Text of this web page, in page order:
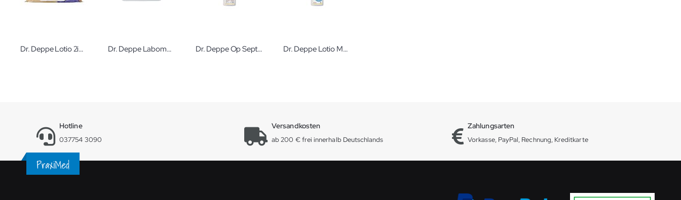
Dr. Deppe Lotio 2in1 Flowpack 18x20cm Dr. Deppe Labomat E 5 l Maschinelle Desinfektionsreinigung Dr. Deppe Op Sept Virugon 500ml Dr. Deppe Lotio Med Professional & Care
Hotline
037754 3090
Versandkosten
ab 200 € frei innerhalb Deutschlands
Zahlungsarten
Vorkasse, PayPal, Rechnung, Kreditkarte